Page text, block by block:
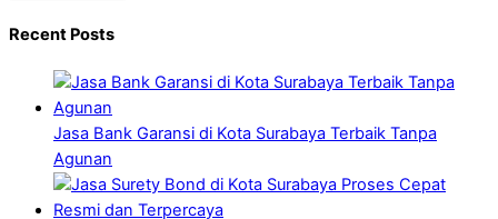
Recent Posts
Jasa Bank Garansi di Kota Surabaya Terbaik Tanpa
Agunan